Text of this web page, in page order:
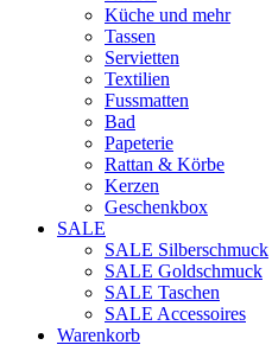
Küche und mehr
Tassen
Servietten
Textilien
Fussmatten
Bad
Papeterie
Rattan & Körbe
Kerzen
Geschenkbox
SALE
SALE Silberschmuck
SALE Goldschmuck
SALE Taschen
SALE Accessoires
Warenkorb